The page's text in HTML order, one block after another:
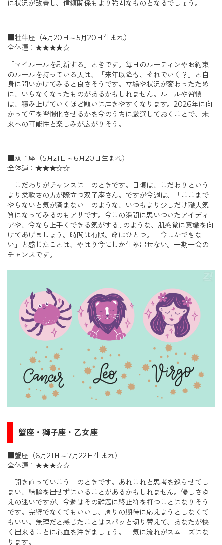
に状況が改善し、信頼関係もより強固なものとなるでしょう。
■牡牛座（4月20日～5月20日生まれ）
全体運：★★★★☆
「マイルールを刷新する」ときです。毎日のルーティンやお約束
のルールを持っている人は、「来年以降も、それでいく？」と自
身に問いかけてみると良さそうです。立場や状況が変わったため
に、いらなくなったものがあるかもしれません。ルールや習慣
は、積み上げていくほど願いに届きやすくなります。2026年に向
かって何を習慣化させるかを今のうちに厳選しておくことで、未
来への可能性と楽しみが広がりそう。
■双子座（5月21日～6月20日生まれ）
全体運：★★★☆☆
「こだわりがチャンスに」のときです。日頃は、こだわりという
より柔軟さの方が際立つ双子座さん。ですが今週は、「ここまで
やらないと気が済まない」のような、いつもより少しだけ職人気
質になってみるのもアリです。今この瞬間に思いついたアイディ
アや、今なら上手くできる気がする…のような、肌感覚に意識を向
けてあげましょう。時間は有限。命はひとつ。「今しかできな
い」と感じたことは、やはり今にしか生み出せない。一期一会の
チャンスです。
蟹座・獅子座・乙女座
■蟹座（6月21日～7月22日生まれ）
全体運：★★★☆☆
「開き直っていこう」のときです。あれこれと思考を巡らせてし
まい、結論を出せずにいることがあるかもしれません。優しさゆ
えの迷いですが、今週はその難題に終止符を打つことになりそう
です。完璧でなくてもいいし、周りの期待に応えようとしなくて
もいい。無理だと感じたことはスパッと切り替えて、あなたが快
く出来ることに心血を注ぎましょう。一気に流れがスムーズにな
ります。